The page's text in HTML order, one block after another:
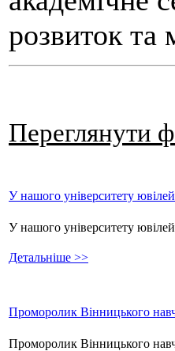
розвиток та
Переглянути
У нашого університету
У нашого університету
Детальніше >>
Проморолик Вінницького
Проморолик Вінницького